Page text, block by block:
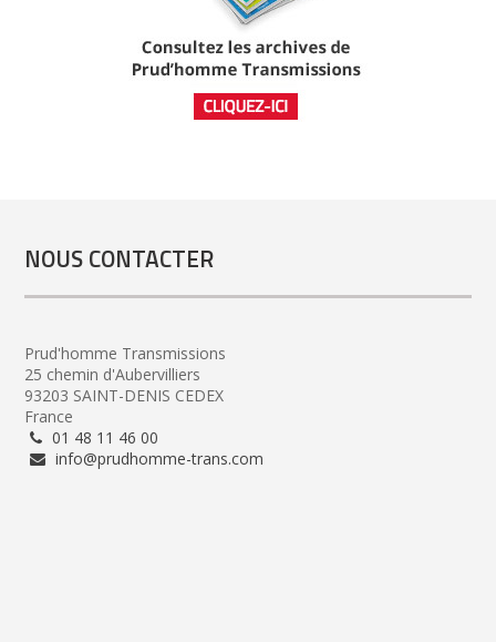
NOUS CONTACTER
Prud'homme Transmissions
25 chemin d'Aubervilliers
93203 SAINT-DENIS CEDEX
France
01 48 11 46 00
info@prudhomme-trans.com